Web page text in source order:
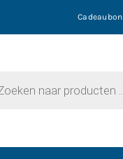
Cadeaubon